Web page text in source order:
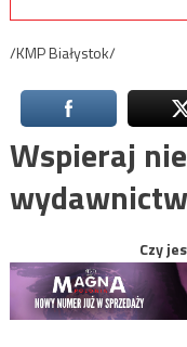
/KMP Białystok/
Wspieraj
Czy